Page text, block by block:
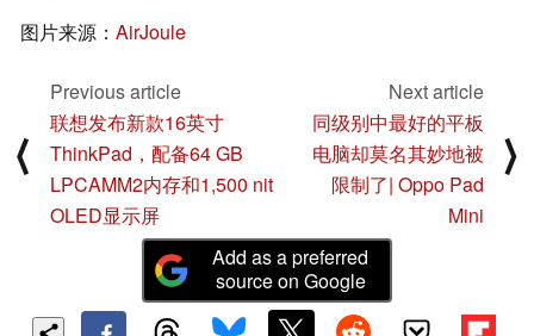
图片来源： AirJoule
⟨
Previous article
联想发布新款16英寸
ThinkPad，配备64 GB
LPCAMM2内存和1,500 nit
OLED显示屏
Next article
同级别中最好的平板
电脑却莫名其妙地被
限制了| Oppo Pad
Mini
⟩
Add as a preferred
source on Google